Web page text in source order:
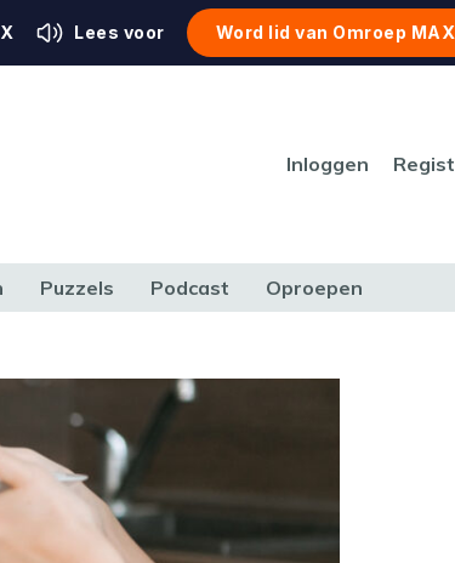
Lees voor Word lid van Omroep MAX
Inloggen
Puzzels Podcast Oproepen